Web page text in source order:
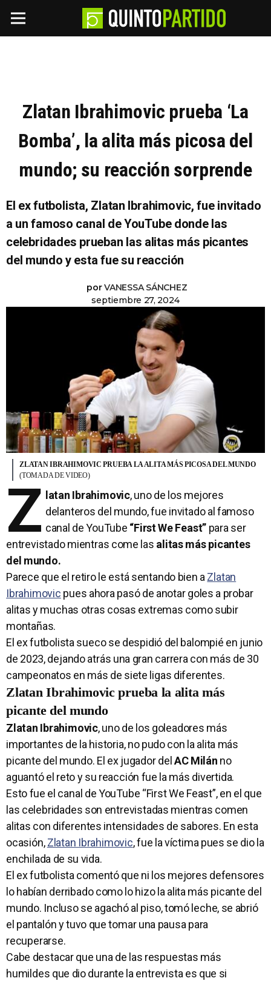
Zlatan Ibrahimovic prueba ‘La
Bomba’, la alita más picosa del
mundo; su reacción sorprende
El ex futbolista, Zlatan Ibrahimovic, fue invitado
a un famoso canal de YouTube donde las
celebridades prueban las alitas más picantes
del mundo y esta fue su reacción
porVANESSA SÁNCHEZ
septiembre 27, 2024
ZLATAN IBRAHIMOVIC PRUEBA LA ALITA MÁS PICOSA DEL MUNDO
(TOMADA DE VIDEO)
Z latan Ibrahimovic, uno de los mejores
delanteros del mundo, fue invitado al famoso
canal de YouTube “First We Feast” para ser
entrevistado mientras come las alitas más picantes
del mundo.
Parece que el retiro le está sentando bien aZlatan
Ibrahimovic pues ahora pasó de anotar goles a probar
alitas y muchas otras cosas extremas como subir
montañas.
El ex futbolista sueco se despidió del balompié en junio
de 2023, dejando atrás una gran carrera con más de 30
campeonatos en más de siete ligas diferentes.
Zlatan Ibrahimovic prueba la alita más
picante del mundo
Zlatan Ibrahimovic, uno de los goleadores más
importantes de la historia, no pudo con la alita más
picante del mundo. El ex jugador del AC Milán no
aguantó el reto y su reacción fue la más divertida.
Esto fue el canal de YouTube “First We Feast”, en el que
las celebridades son entrevistadas mientras comen
alitas con diferentes intensidades de sabores. En esta
ocasión,Zlatan Ibrahimovic, fue la víctima pues se dio la
enchilada de su vida.
El ex futbolista comentó que ni los mejores defensores
lo habían derribado como lo hizo la alita más picante del
mundo. Incluso se agachó al piso, tomó leche, se abrió
el pantalón y tuvo que tomar una pausa para
recuperarse.
Cabe destacar que una de las respuestas más
humildes que dio durante la entrevista es que si